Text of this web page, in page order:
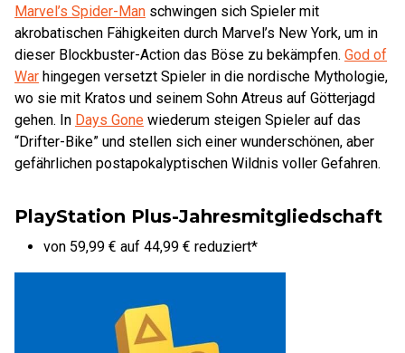
Marvel’s Spider-Man schwingen sich Spieler mit
akrobatischen Fähigkeiten durch Marvel’s New York, um in
dieser Blockbuster-Action das Böse zu bekämpfen. God of
War hingegen versetzt Spieler in die nordische Mythologie,
wo sie mit Kratos und seinem Sohn Atreus auf Götterjagd
gehen. In Days Gone wiederum steigen Spieler auf das
“Drifter-Bike” und stellen sich einer wunderschönen, aber
gefährlichen postapokalyptischen Wildnis voller Gefahren.
PlayStation Plus-Jahresmitgliedschaft
von 59,99 € auf 44,99 € reduziert*